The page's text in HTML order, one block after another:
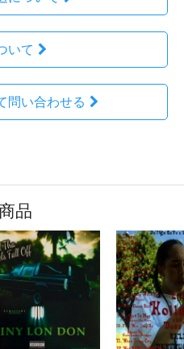
いて
問い合わせる
品